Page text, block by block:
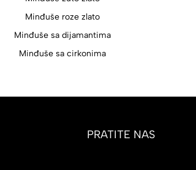
Minđuše roze zlato
Minđuše sa dijamantima
Minđuše sa cirkonima
PRATITE NAS